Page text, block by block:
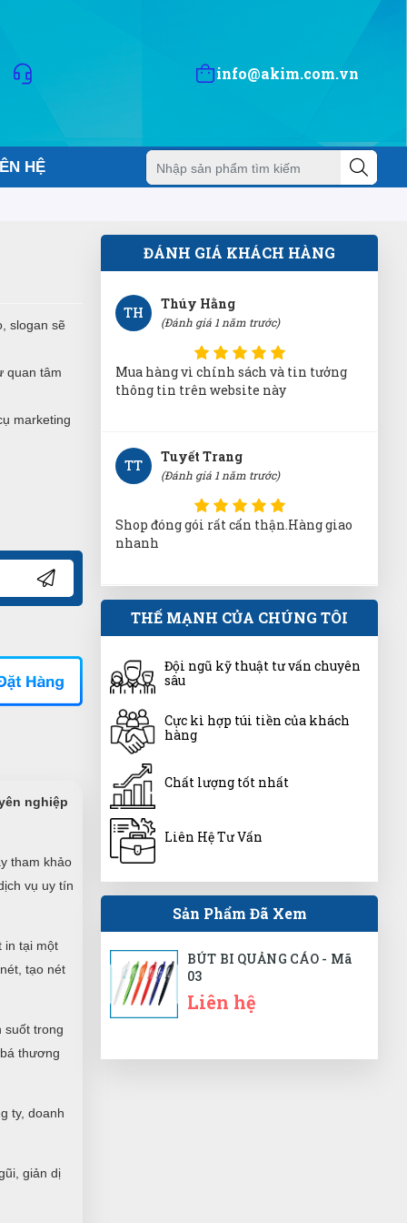
info@akim.com.vn
HỆ
slogan sẽ
quan tâm
marketing
nghiệp
tham khảo
vụ uy tín
in tại một
tạo nét
suốt trong
thương
ty, doanh
giản dị
ĐÁNH GIÁ KHÁCH HÀNG
Thích nhất là có quà tặng đi kèm
Võ Minh Thiện
(Đánh giá 1 năm trước)
nhiệt tình
TH
Thúy Hằng
(Đánh giá 1 năm trước)
Mua hàng vì chính sách và tin tưởng
thông tin trên website này
TT
Tuyết Trang
(Đánh giá 1 năm trước)
Shop đóng gói rất cẩn thận.Hàng giao
nhanh
QK
Quang Khang
(Đánh giá 1 năm trước)
Giá mềm, hàng chất lượng
TG
(Đánh giá 1 năm trước)
Dùng thấy ổn. Vote cho shop 5 sao
trước.
Đức Phan
(Đánh giá 1 năm trước)
Chất lượng thật
THẾ MẠNH CỦA CHÚNG TÔI
Đội ngũ kỹ thuật tư vấn chuyên
sâu
Cực kì hợp túi tiền của khách
hàng
Chất lượng tốt nhất
Liên Hệ Tư Vấn
Sản Phẩm Đã Xem
BÚT BI QUẢNG CÁO - Mã
03
Liên hệ